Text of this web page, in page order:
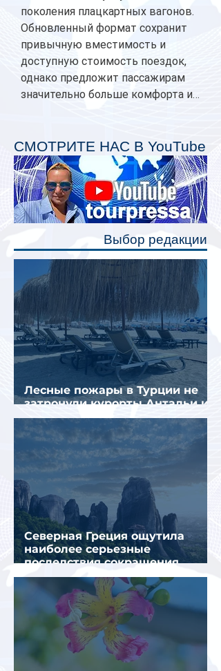
поколения плацкартных вагонов.
Обновленный формат сохранит
привычную вместимость и
доступную стоимость поездок,
однако предложит пассажирам
значительно больше комфорта и
планируется начать в 2027 году.
Одним из главных нововведений
станут индивидуальные шторки у
каждого спального места. Они
позволят пассажирам закрыть свою
полку во время сна или отдыха,
СМОТРИТЕ НАС В YouTube
Выбор редакции
Лесные пожары в Турции не
затронули курорты Антальи и
Муглы
Северная Греция ощутила
наиболее серьезные
последствия сокращения
турпотока из России